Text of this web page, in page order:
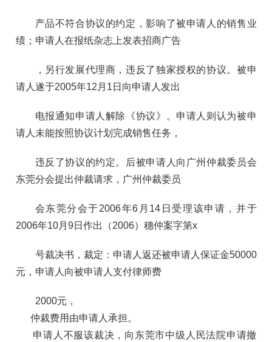
产品不符合协议的约定，影响了被申请人的销售业
绩；申请人在报纸杂志上发表招商广告
，另行发展代理商，违反了独家授权的协议。被申
请人遂于2005年12月1日向申请人发出
电报通知申请人解除《协议》。申请人则认为被申
请人未能按照协议计划完成销售任务，
违反了协议的约定。后被申请人向广州仲裁委员会
东莞分会提出仲裁请求，广州仲裁委员
会东莞分会于2006年6月14日受理该申请，并于
2006年10月9日作出（2006）穗仲案字第x
号裁决书，裁定：申请人返还被申请人保证金50000
元，申请人向被申请人支付律师费
2000元，
仲裁费用由申请人承担。
申请人不服该裁决，向东莞市中级人民法院申请撤